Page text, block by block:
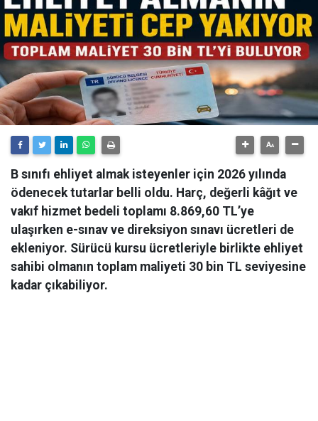
B sınıfı ehliyet almak isteyenler için 2026 yılında
ödenecek tutarlar belli oldu. Harç, değerli kâğıt ve
vakıf hizmet bedeli toplamı 8.869,60 TL’ye
ulaşırken e-sınav ve direksiyon sınavı ücretleri de
ekleniyor. Sürücü kursu ücretleriyle birlikte ehliyet
sahibi olmanın toplam maliyeti 30 bin TL seviyesine
kadar çıkabiliyor.